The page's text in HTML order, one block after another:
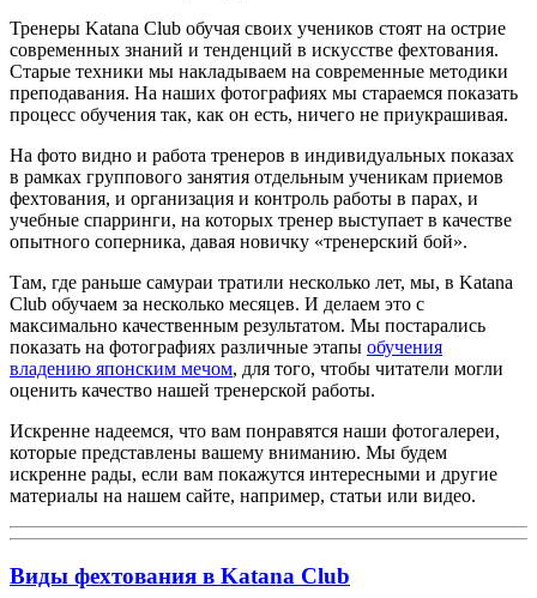
Тренеры Katana Club обучая своих учеников стоят на острие
современных знаний и тенденций в искусстве фехтования.
Старые техники мы накладываем на современные методики
преподавания. На наших фотографиях мы стараемся показать
процесс обучения так, как он есть, ничего не приукрашивая.
На фото видно и работа тренеров в индивидуальных показах
в рамках группового занятия отдельным ученикам приемов
фехтования, и организация и контроль работы в парах, и
учебные спарринги, на которых тренер выступает в качестве
опытного соперника, давая новичку «тренерский бой».
Там, где раньше самураи тратили несколько лет, мы, в Katana
Club обучаем за несколько месяцев. И делаем это с
максимально качественным результатом. Мы постарались
показать на фотографиях различные этапы обучения
владению японским мечом, для того, чтобы читатели могли
оценить качество нашей тренерской работы.
Искренне надеемся, что вам понравятся наши фотогалереи,
которые представлены вашему вниманию. Мы будем
искренне рады, если вам покажутся интересными и другие
материалы на нашем сайте, например, статьи или видео.
Виды фехтования в Katana Club